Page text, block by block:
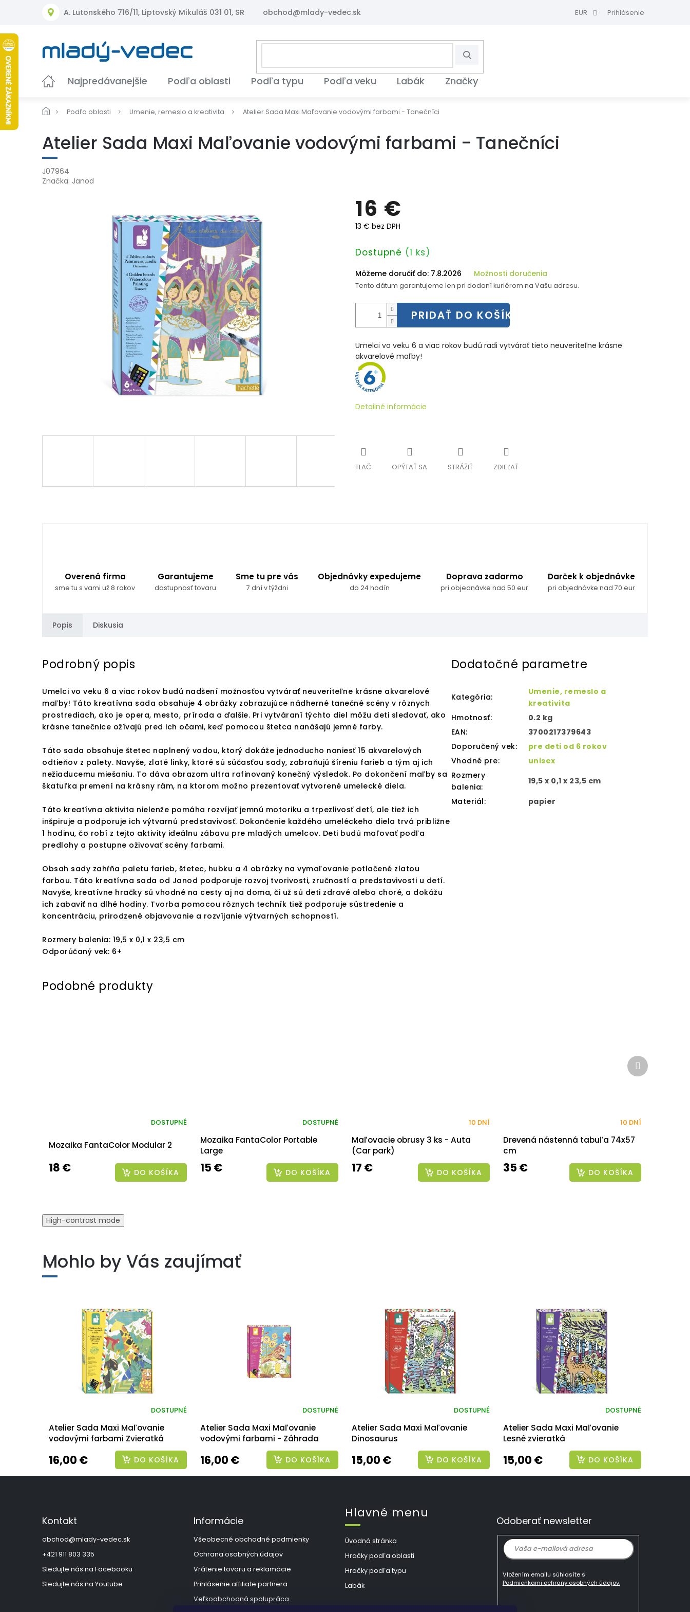
A. Lutonského 716/11, Liptovský Mikuláš 031 01, SR obchod@mlady-vedec.sk EUR Prihlásenie
Hľadať
Najpredávanejšie Podľa oblasti Podľa typu Podľa veku Labák Značky
Podľa oblasti Umenie, remeslo a kreativita Atelier Sada Maxi Maľovanie vodovými farbami - Tanečníci
Atelier Sada Maxi Maľovanie vodovými farbami - Tanečníci
J07964
Značka: Janod
16 €
13 € bez DPH
Jednotková
Dostupné (1 ks)
Môžeme doručiť do: 7.8.2026 Možnosti doručenia
Tento dátum garantujeme len pri dodaní kuriérom na Vašu adresu.
PRIDAŤ DO KOŠÍKA
Umelci vo veku 6 a viac rokov budú radi vytvárať tieto neuveriteľne krásne
akvarelové maľby!
Detailné informácie
TLAČ OPÝTAŤ SA STRÁŽIŤ ZDIEĽAŤ
Overená firma
sme tu s vami už 8 rokov
Garantujeme
dostupnosť tovaru
Sme tu pre vás
7 dní v týždni
Objednávky expedujeme
do 24 hodín
Doprava zadarmo
pri objednávke nad 50 eur
Darček k objednávke
pri objednávke nad 70 eur
Popis Diskusia
Podrobný popis
Umelci vo veku 6 a viac rokov budú nadšení možnosťou vytvárať neuveriteľne krásne akvarelové
maľby! Táto kreatívna sada obsahuje 4 obrázky zobrazujúce nádherné tanečné scény v rôznych
prostrediach, ako je opera, mesto, príroda a ďalšie. Pri vytváraní týchto diel môžu deti sledovať, ako
krásne tanečnice ožívajú pred ich očami, keď pomocou štetca nanášajú jemné farby.
Táto sada obsahuje štetec naplnený vodou, ktorý dokáže jednoducho naniesť 15 akvarelových
odtieňov z palety. Navyše, zlaté linky, ktoré sú súčasťou sady, zabraňujú šíreniu farieb a tým aj ich
nežiaducemu miešaniu. To dáva obrazom ultra rafinovaný konečný výsledok. Po dokončení maľby sa
škatuľka premení na krásny rám, na ktorom možno prezentovať vytvorené umelecké diela.
Táto kreatívna aktivita nielenže pomáha rozvíjať jemnú motoriku a trpezlivosť detí, ale tiež ich
inšpiruje a podporuje ich výtvarnú predstavivosť. Dokončenie každého umeléckeho diela trvá približne
1 hodinu, čo robí z tejto aktivity ideálnu zábavu pre mladých umelcov. Deti budú maľovať podľa
predlohy a postupne oživovať scény farbami.
Obsah sady zahŕňa paletu farieb, štetec, hubku a 4 obrázky na vymaľovanie potlačené zlatou
farbou. Táto kreatívna sada od Janod podporuje rozvoj tvorivosti, zručností a predstavivosti u detí.
Navyše, kreatívne hračky sú vhodné na cesty aj na doma, či už sú deti zdravé alebo choré, a dokážu
ich zabaviť na dlhé hodiny. Tvorba pomocou rôznych techník tiež podporuje sústredenie a
koncentráciu, prirodzené objavovanie a rozvíjanie výtvarných schopností.
Rozmery balenia: 19,5 x 0,1 x 23,5 cm
Odporúčaný vek: 6+
Dodatočné parametre
Kategória:
Umenie, remeslo a
kreativita
Hmotnosť:
0.2 kg
EAN:
3700217379643
Doporučený vek:
pre deti od 6 rokov
Vhodné pre:
unisex
Rozmery
balenia:
19,5 x 0,1 x 23,5 cm
Materiál: papier
Mozaika FantaColor Modular 2
DOSTUPNÉ
18 € DO KOŠÍKA
Mozaika FantaColor Portable
Large
DOSTUPNÉ
15 € DO KOŠÍKA
Maľovacie obrusy 3 ks - Auta
(Car park)
10 DNÍ
17 € DO KOŠÍKA
Drevená nástenná tabuľa 74x57
cm
10 DNÍ
35 € DO KOŠÍKA
Ďalší
produkt
High-contrast mode
Mohlo by Vás zaujímať
Atelier Sada Maxi Maľovanie
vodovými farbami Zvieratká
DOSTUPNÉ
16,00 € DO KOŠÍKA
Atelier Sada Maxi Maľovanie
vodovými farbami - Záhrada
DOSTUPNÉ
16,00 € DO KOŠÍKA
Atelier Sada Maxi Maľovanie
Dinosaurus
DOSTUPNÉ
15,00 € DO KOŠÍKA
Atelier Sada Maxi Maľovanie
Lesné zvieratká
DOSTUPNÉ
15,00 € DO KOŠÍKA
Kontakt
obchod@mlady-vedec.sk
+421 911 803 335
Sledujte nás na Facebooku
Sledujte nás na Youtube
Informácie
Všeobecné obchodné podmienky
Ochrana osobných údajov
Vrátenie tovaru a reklamácie
Prihlásenie affiliate partnera
Veľkoobchodná spolupráca
Hlavné menu
Úvodná stránka
Hračky podľa oblasti
Hračky podľa typu
Labák
Odoberať newsletter
Vložením emailu súhlasíte s
Podmienkami ochrany osobných údajov.